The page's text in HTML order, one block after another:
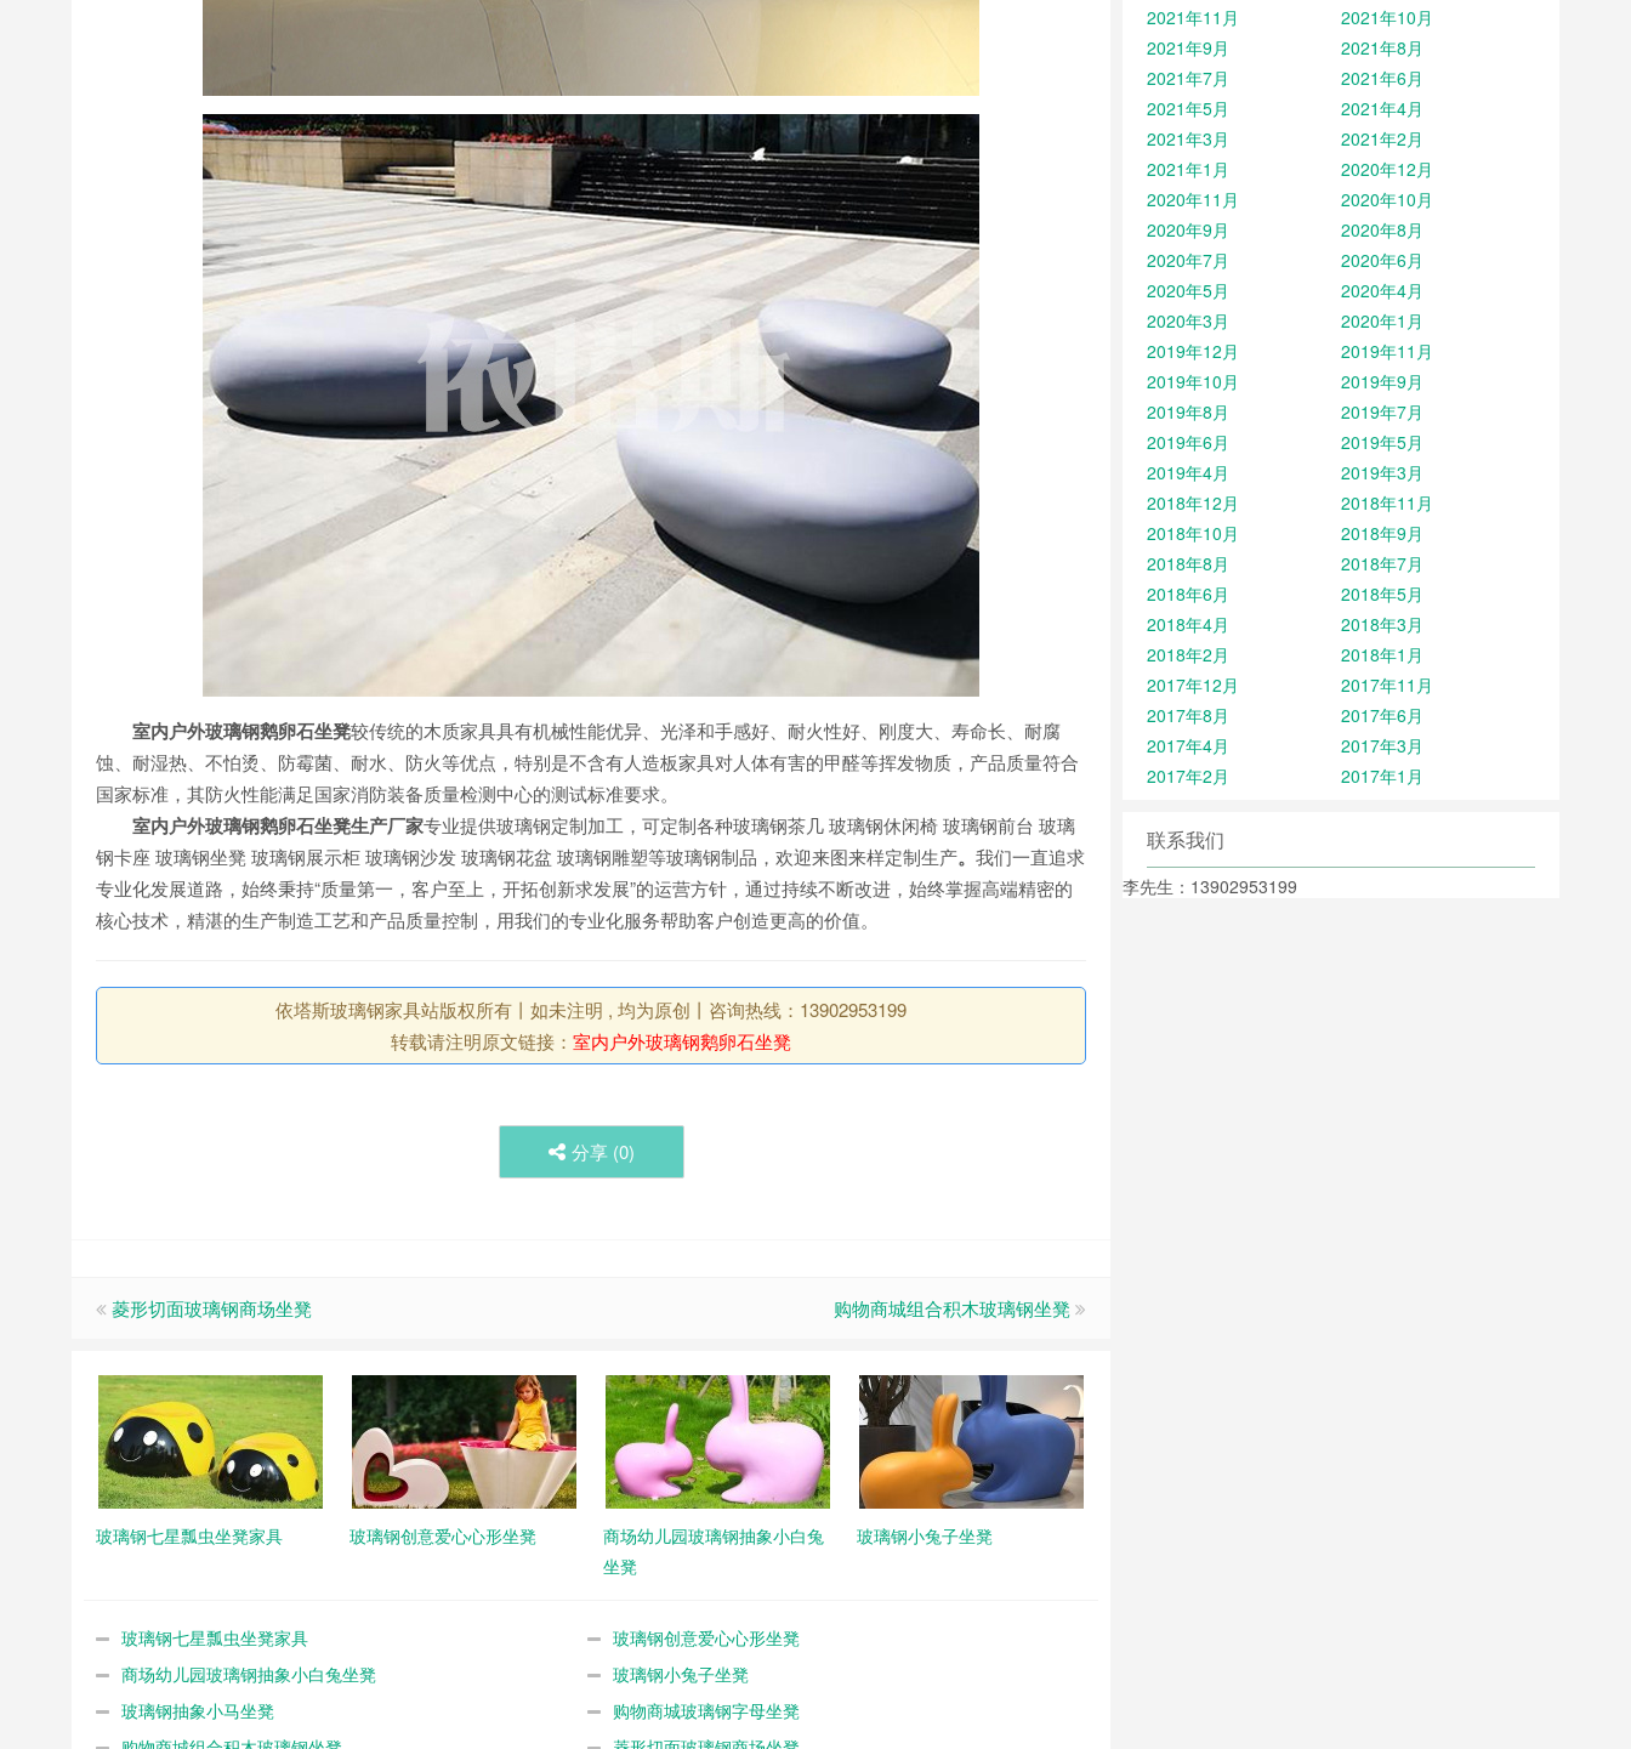
室内户外玻璃钢鹅卵石坐凳较传统的木质家具具有机械性能优异、光泽和手感好、耐火性好、刚度大、寿命长、耐腐
蚀、耐湿热、不怕烫、防霉菌、耐水、防火等优点，特别是不含有人造板家具对人体有害的甲醛等挥发物质，产品质量符合
国家标准，其防火性能满足国家消防装备质量检测中心的测试标准要求。
室内户外玻璃钢鹅卵石坐凳生产厂家专业提供玻璃钢定制加工，可定制各种玻璃钢茶几 玻璃钢休闲椅 玻璃钢前台 玻璃
钢卡座 玻璃钢坐凳 玻璃钢展示柜 玻璃钢沙发 玻璃钢花盆 玻璃钢雕塑等玻璃钢制品，欢迎来图来样定制生产。 我们一直追求
专业化发展道路，始终秉持“质量第一，客户至上，开拓创新求发展”的运营方针，通过持续不断改进，始终掌握高端精密的
核心技术，精湛的生产制造工艺和产品质量控制，用我们的专业化服务帮助客户创造更高的价值。
依塔斯玻璃钢家具站版权所有丨如未注明 , 均为原创丨咨询热线：13902953199
转载请注明原文链接： 室内户外玻璃钢鹅卵石坐凳
分享 (0)
菱形切面玻璃钢商场坐凳 购物商城组合积木玻璃钢坐凳
玻璃钢七星瓢虫坐凳家具 玻璃钢创意爱心心形坐凳
商场幼儿园玻璃钢抽象小白兔
坐凳
玻璃钢小兔子坐凳
玻璃钢七星瓢虫坐凳家具
玻璃钢创意爱心心形坐凳
商场幼儿园玻璃钢抽象小白兔坐凳
玻璃钢小兔子坐凳
玻璃钢抽象小马坐凳
购物商城玻璃钢字母坐凳
2021年11月
2021年10月
2021年9月
2021年8月
2021年7月
2021年6月
2021年5月
2021年4月
2021年3月
2021年2月
2021年1月
2020年12月
2020年11月
2020年10月
2020年9月
2020年8月
2020年7月
2020年6月
2020年5月
2020年4月
2020年3月
2020年1月
2019年12月
2019年11月
2019年10月
2019年9月
2019年8月
2019年7月
2019年6月
2019年5月
2019年4月
2019年3月
2018年12月
2018年11月
2018年10月
2018年9月
2018年8月
2018年7月
2018年6月
2018年5月
2018年4月
2018年3月
2018年2月
2018年1月
2017年12月
2017年11月
2017年8月
2017年6月
2017年4月
2017年3月
2017年2月
2017年1月
联系我们
李先生：13902953199